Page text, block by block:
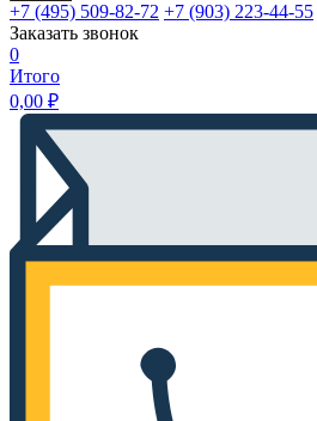
+7 (495) 509-82-72 +7 (903) 223-44-55
Заказать звонок
0
Итого
0,00 ₽